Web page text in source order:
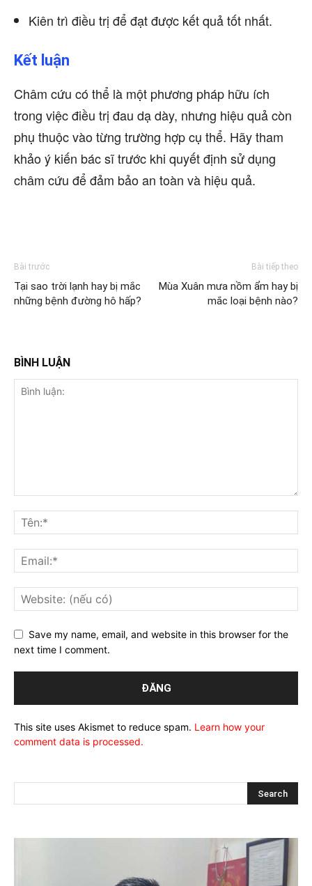
Kiên trì điều trị để đạt được kết quả tốt nhất.
Kết luận
Châm cứu có thể là một phương pháp hữu ích
trong việc điều trị đau dạ dày, nhưng hiệu quả còn
phụ thuộc vào từng trường hợp cụ thể. Hãy tham
khảo ý kiến bác sĩ trước khi quyết định sử dụng
châm cứu để đảm bảo an toàn và hiệu quả.
Bài trước
Tại sao trời lạnh hay bị mắc
những bệnh đường hô hấp?
Bài tiếp theo
Mùa Xuân mưa nồm ẩm hay bị
mắc loại bệnh nào?
BÌNH LUẬN
Save my name, email, and website in this browser for the
next time I comment.
This site uses Akismet to reduce spam. Learn how your
comment data is processed.